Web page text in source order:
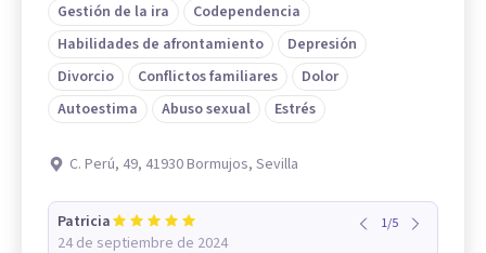
Gestión de la ira
Codependencia
Habilidades de afrontamiento
Depresión
Divorcio
Conflictos familiares
Dolor
Autoestima
Abuso sexual Estrés
C. Perú, 49, 41930 Bormujos, Sevilla
Patricia
24 de septiembre de 2024
1/5